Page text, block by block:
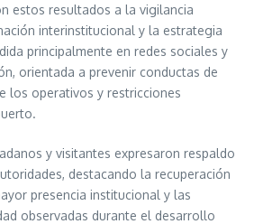
estos resultados a la vigilancia
interinstitucional y la estrategia
principalmente en redes sociales y
orientada a prevenir conductas de
los operativos y restricciones
y visitantes expresaron respaldo
destacando la recuperación
presencia institucional y las
observadas durante el desarrollo